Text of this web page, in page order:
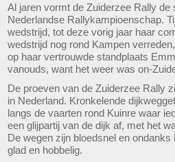
Al jaren vormt de Zuiderzee Rally de
Nederlandse Rallykampioenschap.
wedstrijd, tot deze vorig jaar haar
wedstrijd nog rond Kampen
op haar vertrouwde standplaats
vanouds, want het weer was on-
De proeven van de Zuiderzee Rally
in Nederland. Kronkelende
langs de vaarten rond Kuinre waar
een glijpartij van de dijk af, met het
De wegen zijn bloedsnel en
glad en hobbelig.